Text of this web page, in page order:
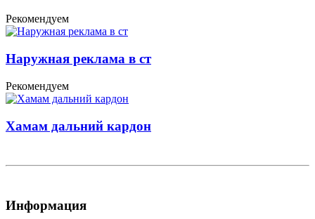
Рекомендуем
Наружная реклама в ст
Рекомендуем
Хамам дальний кардон
Информация